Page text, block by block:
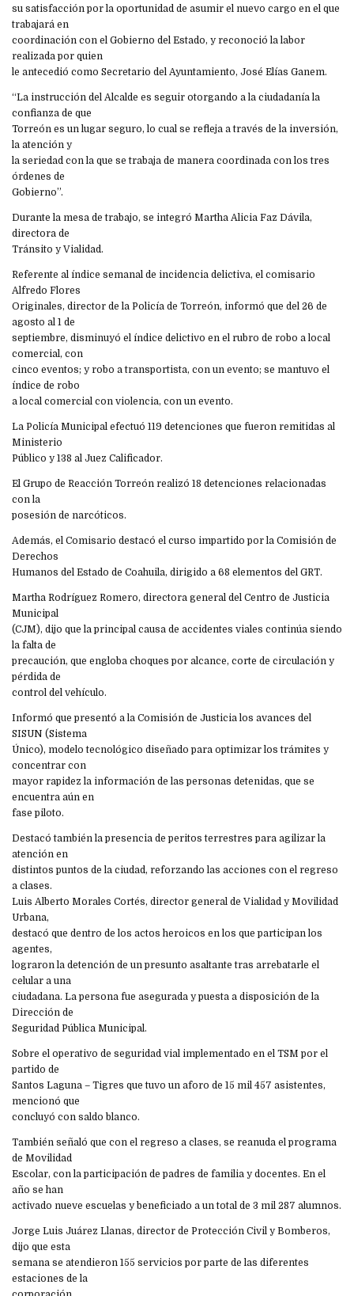
su satisfacción por la oportunidad de asumir el nuevo cargo en el que
trabajará en
coordinación con el Gobierno del Estado, y reconoció la labor
realizada por quien
le antecedió como Secretario del Ayuntamiento, José Elías Ganem.
“La instrucción del Alcalde es seguir otorgando a la ciudadanía la
confianza de que
Torreón es un lugar seguro, lo cual se refleja a través de la inversión,
la atención y
la seriedad con la que se trabaja de manera coordinada con los tres
órdenes de
Gobierno”.
Durante la mesa de trabajo, se integró Martha Alicia Faz Dávila,
directora de
Tránsito y Vialidad.
Referente al índice semanal de incidencia delictiva, el comisario
Alfredo Flores
Originales, director de la Policía de Torreón, informó que del 26 de
agosto al 1 de
septiembre, disminuyó el índice delictivo en el rubro de robo a local
comercial, con
cinco eventos; y robo a transportista, con un evento; se mantuvo el
índice de robo
a local comercial con violencia, con un evento.
La Policía Municipal efectuó 119 detenciones que fueron remitidas al
Ministerio
Público y 138 al Juez Calificador.
El Grupo de Reacción Torreón realizó 18 detenciones relacionadas
con la
posesión de narcóticos.
Además, el Comisario destacó el curso impartido por la Comisión de
Derechos
Humanos del Estado de Coahuila, dirigido a 68 elementos del GRT.
Martha Rodríguez Romero, directora general del Centro de Justicia
Municipal
(CJM), dijo que la principal causa de accidentes viales continúa siendo
la falta de
precaución, que engloba choques por alcance, corte de circulación y
pérdida de
control del vehículo.
Informó que presentó a la Comisión de Justicia los avances del
SISUN (Sistema
Único), modelo tecnológico diseñado para optimizar los trámites y
concentrar con
mayor rapidez la información de las personas detenidas, que se
encuentra aún en
fase piloto.
Destacó también la presencia de peritos terrestres para agilizar la
atención en
distintos puntos de la ciudad, reforzando las acciones con el regreso
a clases.
Luis Alberto Morales Cortés, director general de Vialidad y Movilidad
Urbana,
destacó que dentro de los actos heroicos en los que participan los
agentes,
lograron la detención de un presunto asaltante tras arrebatarle el
celular a una
ciudadana. La persona fue asegurada y puesta a disposición de la
Dirección de
Seguridad Pública Municipal.
Sobre el operativo de seguridad vial implementado en el TSM por el
partido de
Santos Laguna – Tigres que tuvo un aforo de 15 mil 457 asistentes,
mencionó que
concluyó con saldo blanco.
También señaló que con el regreso a clases, se reanuda el programa
de Movilidad
Escolar, con la participación de padres de familia y docentes. En el
año se han
activado nueve escuelas y beneficiado a un total de 3 mil 287 alumnos.
Jorge Luis Juárez Llanas, director de Protección Civil y Bomberos,
dijo que esta
semana se atendieron 155 servicios por parte de las diferentes
estaciones de la